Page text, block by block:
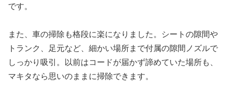
です。
また、車の掃除も格段に楽になりました。シートの隙間や
トランク、足元など、細かい場所まで付属の隙間ノズルで
しっかり吸引。以前はコードが届かず諦めていた場所も、
マキタなら思いのままに掃除できます。